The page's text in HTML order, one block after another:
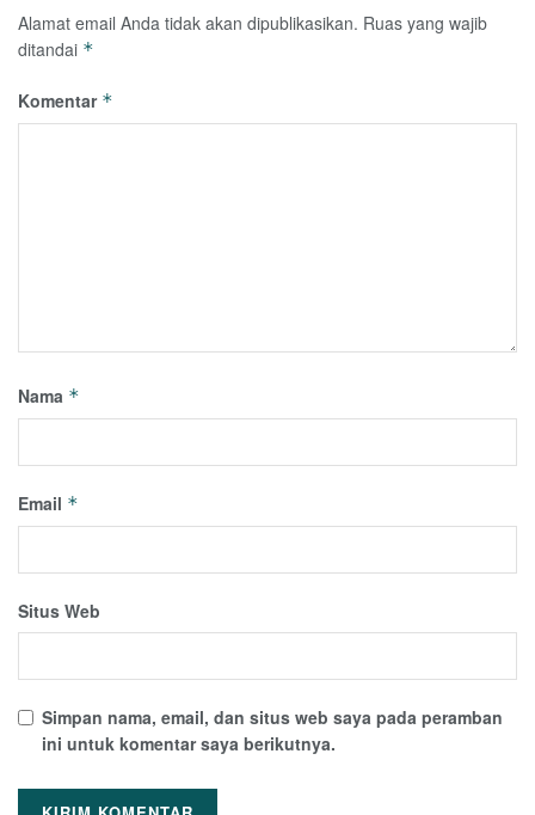
Alamat email Anda tidak akan dipublikasikan. Ruas yang wajib
ditandai *
Komentar *
Nama *
Email *
Situs Web
Simpan nama, email, dan situs web saya pada peramban
ini untuk komentar saya berikutnya.